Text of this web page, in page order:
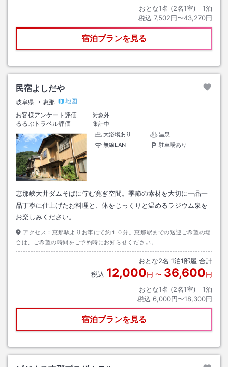
おとな1名 (2名1室)｜ 1泊
税込 7,502円〜43,270円
宿泊プランを見る
民宿よしだや
岐阜県 恵那
地図
お客様アンケート評価
対象外
るるぶトラベル評価
集計中
大浴場あり
温泉
無線LAN
駐車場あり
恵那峡大井ダムそばに佇む寛ぎ空間。季節の素材を大切に一品一
品丁寧に仕上げたお料理と、体をじっくりと温めるラジウム泉を
お楽しみください。
アクセス： 恵那駅よりお車にて約１０分。恵那駅までの送迎ご希望の場
合は、ご希望の時間をご予約時にお知らせください。
おとな2名 1泊1部屋 合計
税込 12,000円 〜 36,600円
おとな1名 (2名1室)｜ 1泊
税込 6,000円〜18,300円
宿泊プランを見る